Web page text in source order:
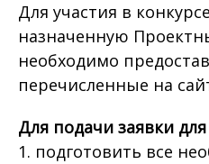
Для участия в
назначенную
необходимо
перечисленные на
Для подачи заявки
1. подготовить все